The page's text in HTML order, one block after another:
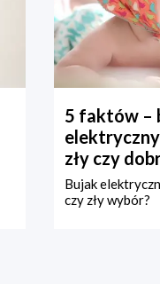
5 faktów –
zły czy
Bujak
czy zły wybór?